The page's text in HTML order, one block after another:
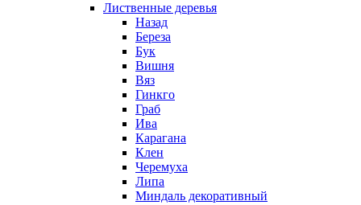
Лиственные деревья
Назад
Береза
Бук
Вишня
Вяз
Гинкго
Граб
Ива
Карагана
Клен
Черемуха
Липа
Миндаль декоративный